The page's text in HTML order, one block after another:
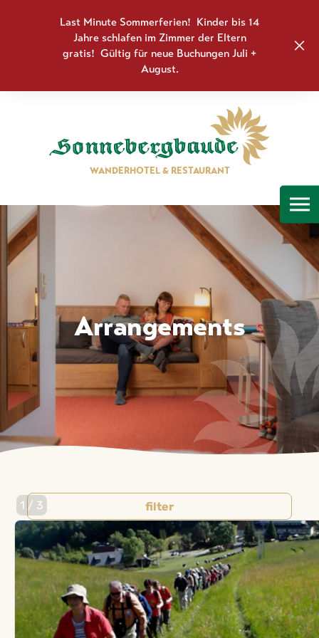
Last Minute Sommerferien! Kinder bis 14
Jahre schlafen im Zimmer der Eltern
gratis! Gültig für neue Buchungen Juli +
August.
WANDERHOTEL & RESTAURANT
Arrangements
filter
1 / 3